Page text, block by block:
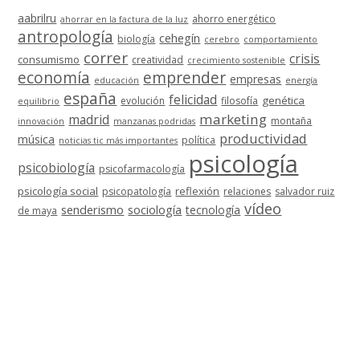
aabrilru ahorrar en la factura de la luz ahorro energético
antropología biología cehegín cerebro comportamiento
consumismo correr creatividad crecimiento sostenible crisis
economía educación emprender empresas energía
equilibrio españa evolución felicidad filosofía genética
innovación madrid manzanas podridas marketing montaña
música noticias tic más importantes política productividad
psicobiología psicofarmacología psicología
psicología social psicopatología reflexión relaciones salvador ruiz
de maya senderismo sociología tecnología vídeo